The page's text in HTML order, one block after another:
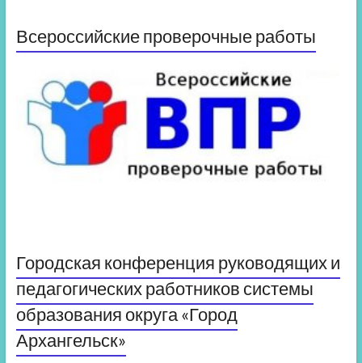
Всероссийские проверочные работы
Городская конференция руководящих и
педагогических работников системы
образования округа «Город
Архангельск»